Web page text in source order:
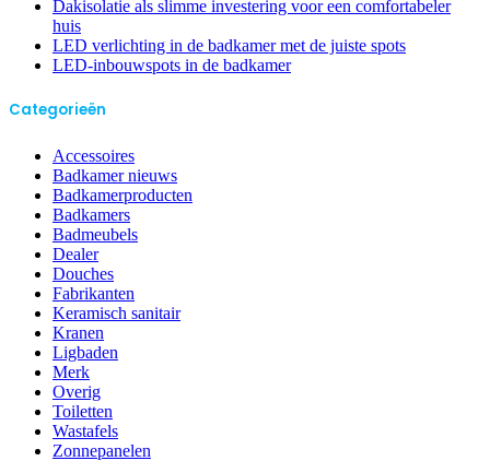
Dakisolatie als slimme investering voor een comfortabeler
huis
LED verlichting in de badkamer met de juiste spots
LED-inbouwspots in de badkamer
Categorieën
Accessoires
Badkamer nieuws
Badkamerproducten
Badkamers
Badmeubels
Dealer
Douches
Fabrikanten
Keramisch sanitair
Kranen
Ligbaden
Merk
Overig
Toiletten
Wastafels
Zonnepanelen